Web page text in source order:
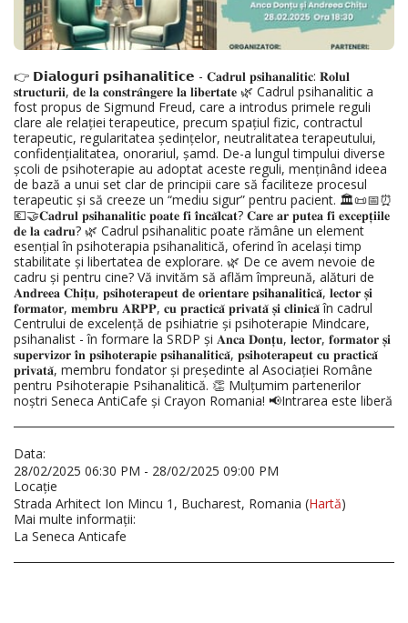
👉 𝗗𝗶𝗮𝗹𝗼𝗴𝘂𝗿𝗶 𝗽𝘀𝗶𝗵𝗮𝗻𝗮𝗹𝗶𝘁𝗶𝗰𝗲 - 𝐂𝐚𝐝𝐫𝐮𝐥 𝐩𝐬𝐢𝐡𝐚𝐧𝐚𝐥𝐢𝐭𝐢𝐜: 𝐑𝐨𝐥𝐮𝐥
𝐬𝐭𝐫𝐮𝐜𝐭𝐮𝐫𝐢𝐢, 𝐝𝐞 𝐥𝐚 𝐜𝐨𝐧𝐬𝐭𝐫𝐚̂𝐧𝐠𝐞𝐫𝐞 𝐥𝐚 𝐥𝐢𝐛𝐞𝐫𝐭𝐚𝐭𝐞 🌿 Cadrul psihanalitic a
fost propus de Sigmund Freud, care a introdus primele reguli
clare ale relației terapeutice, precum spațiul fizic, contractul
terapeutic, regularitatea ședințelor, neutralitatea terapeutului,
confidențialitatea, onorariul, șamd. De-a lungul timpului diverse
școli de psihoterapie au adoptat aceste reguli, menținând ideea
de bază a unui set clar de principii care să faciliteze procesul
terapeutic și să creeze un “mediu sigur” pentru pacient. 🏛️📜📅⏰
💶🤝𝐂𝐚𝐝𝐫𝐮𝐥 𝐩𝐬𝐢𝐡𝐚𝐧𝐚𝐥𝐢𝐭𝐢𝐜 𝐩𝐨𝐚𝐭𝐞 𝐟𝐢 𝐢̂𝐧𝐜𝐚̆𝐥𝐜𝐚𝐭? 𝐂𝐚𝐫𝐞 𝐚𝐫 𝐩𝐮𝐭𝐞𝐚 𝐟𝐢 𝐞𝐱𝐜𝐞𝐩𝐭̦𝐢𝐢𝐥𝐞
𝐝𝐞 𝐥𝐚 𝐜𝐚𝐝𝐫𝐮? 🌿 Cadrul psihanalitic poate rămâne un element
esențial în psihoterapia psihanalitică, oferind în același timp
stabilitate și libertatea de explorare. 🌿 De ce avem nevoie de
cadru și pentru cine? Vă invităm să aflăm împreună, alături de
𝐀𝐧𝐝𝐫𝐞𝐞𝐚 𝐂𝐡𝐢𝐭̦𝐮, 𝐩𝐬𝐢𝐡𝐨𝐭𝐞𝐫𝐚𝐩𝐞𝐮𝐭 𝐝𝐞 𝐨𝐫𝐢𝐞𝐧𝐭𝐚𝐫𝐞 𝐩𝐬𝐢𝐡𝐚𝐧𝐚𝐥𝐢𝐭𝐢𝐜𝐚̆, 𝐥𝐞𝐜𝐭𝐨𝐫 𝐬̦𝐢
𝐟𝐨𝐫𝐦𝐚𝐭𝐨𝐫, 𝐦𝐞𝐦𝐛𝐫𝐮 𝐀𝐑𝐏𝐏, 𝐜𝐮 𝐩𝐫𝐚𝐜𝐭𝐢𝐜𝐚̆ 𝐩𝐫𝐢𝐯𝐚𝐭𝐚̆ 𝐬̦𝐢 𝐜𝐥𝐢𝐧𝐢𝐜𝐚̆ în cadrul
Centrului de excelență de psihiatrie și psihoterapie Mindcare,
psihanalist - în formare la SRDP și 𝐀𝐧𝐜𝐚 𝐃𝐨𝐧𝐭̦𝐮, 𝐥𝐞𝐜𝐭𝐨𝐫, 𝐟𝐨𝐫𝐦𝐚𝐭𝐨𝐫 𝐬̦𝐢
𝐬𝐮𝐩𝐞𝐫𝐯𝐢𝐳𝐨𝐫 𝐢̂𝐧 𝐩𝐬𝐢𝐡𝐨𝐭𝐞𝐫𝐚𝐩𝐢𝐞 𝐩𝐬𝐢𝐡𝐚𝐧𝐚𝐥𝐢𝐭𝐢𝐜𝐚̆, 𝐩𝐬𝐢𝐡𝐨𝐭𝐞𝐫𝐚𝐩𝐞𝐮𝐭 𝐜𝐮 𝐩𝐫𝐚𝐜𝐭𝐢𝐜𝐚̆
𝐩𝐫𝐢𝐯𝐚𝐭𝐚̆, membru fondator și președinte al Asociației Române
pentru Psihoterapie Psihanalitică. 👏 Mulțumim partenerilor
noștri Seneca AntiCafe și Crayon Romania! 📢Intrarea este liberă
Data:
28/02/2025 06:30 PM - 28/02/2025 09:00 PM
Locaţie
Strada Arhitect Ion Mincu 1, Bucharest, Romania (Hartă)
Mai multe informaţii:
La Seneca Anticafe